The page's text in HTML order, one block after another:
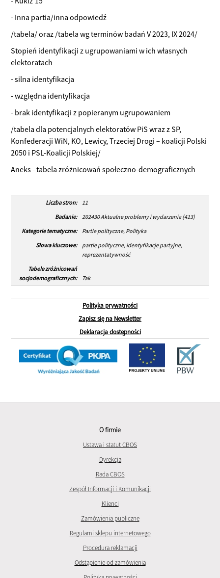
- Inna partia/inna odpowiedź
/tabela/ oraz /tabela wg terminów badań V 2023, IX 2024/
Stopień identyfikacji z ugrupowaniami w ich własnych
elektoratach
- silna identyfikacja
- względna identyfikacja
- brak identyfikacji z popieranym ugrupowaniem
/tabela dla potencjalnych elektoratów PiS wraz z SP,
Konfederacji WiN, KO, Lewicy, Trzeciej Drogi – koalicji Polski
2050 i PSL-Koalicji Polskiej/
Aneks - tabela zróżnicowań społeczno-demograficznych
Liczba stron:
11
Badanie:
202430 Aktualne problemy i wydarzenia (413)
Kategorie tematyczne:
Partie polityczne, Polityka
Słowa kluczowe:
partie polityczne, identyfikacje partyjne,
reprezentatywność
Tabele zróżnicowań
socjodemograficznych:
Tak
Polityka prywatności
Zapisz się na Newsletter
Deklaracja dostępności
O firmie
Ustawa i statut CBOS
Dyrekcja
Rada CBOS
Zespół Informacji i Komunikacji
Klienci
Zamówienia publiczne
Regulami sklepu internetowego
Procedura reklamacji
Odstąpienie od zamówienia